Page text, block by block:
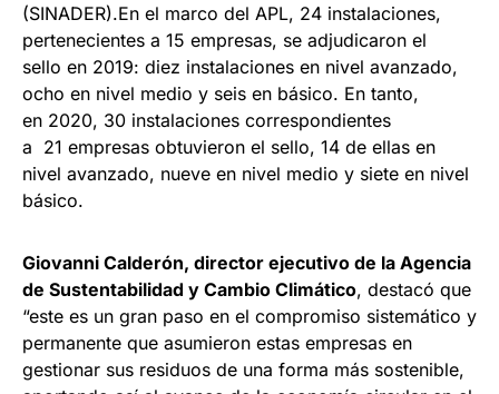
(SINADER).En el marco del APL, 24 instalaciones,
pertenecientes a 15 empresas, se adjudicaron el
sello en 2019: diez instalaciones en nivel avanzado,
ocho en nivel medio y seis en básico. En tanto,
en 2020, 30 instalaciones correspondientes
a 21 empresas obtuvieron el sello, 14 de ellas en
nivel avanzado, nueve en nivel medio y siete en nivel
básico.
Giovanni Calderón, director ejecutivo de la Agencia
de Sustentabilidad y Cambio Climático, destacó que
“este es un gran paso en el compromiso sistemático y
permanente que asumieron estas empresas en
gestionar sus residuos de una forma más sostenible,